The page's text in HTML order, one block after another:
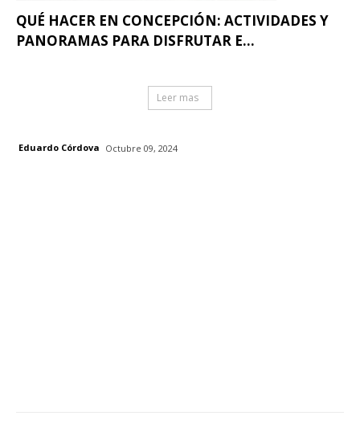
QUÉ HACER EN CONCEPCIÓN: ACTIVIDADES Y
PANORAMAS PARA DISFRUTAR E...
Leer mas
Eduardo Córdova Octubre 09, 2024